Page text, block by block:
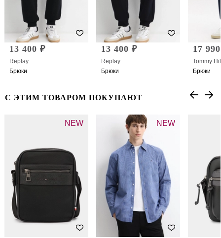
13 400 ₽
Replay
Брюки
13 400 ₽
Replay
Брюки
17
Tommy
Брюки
С ЭТИМ ТОВАРОМ ПОКУПАЮТ
NEW NEW